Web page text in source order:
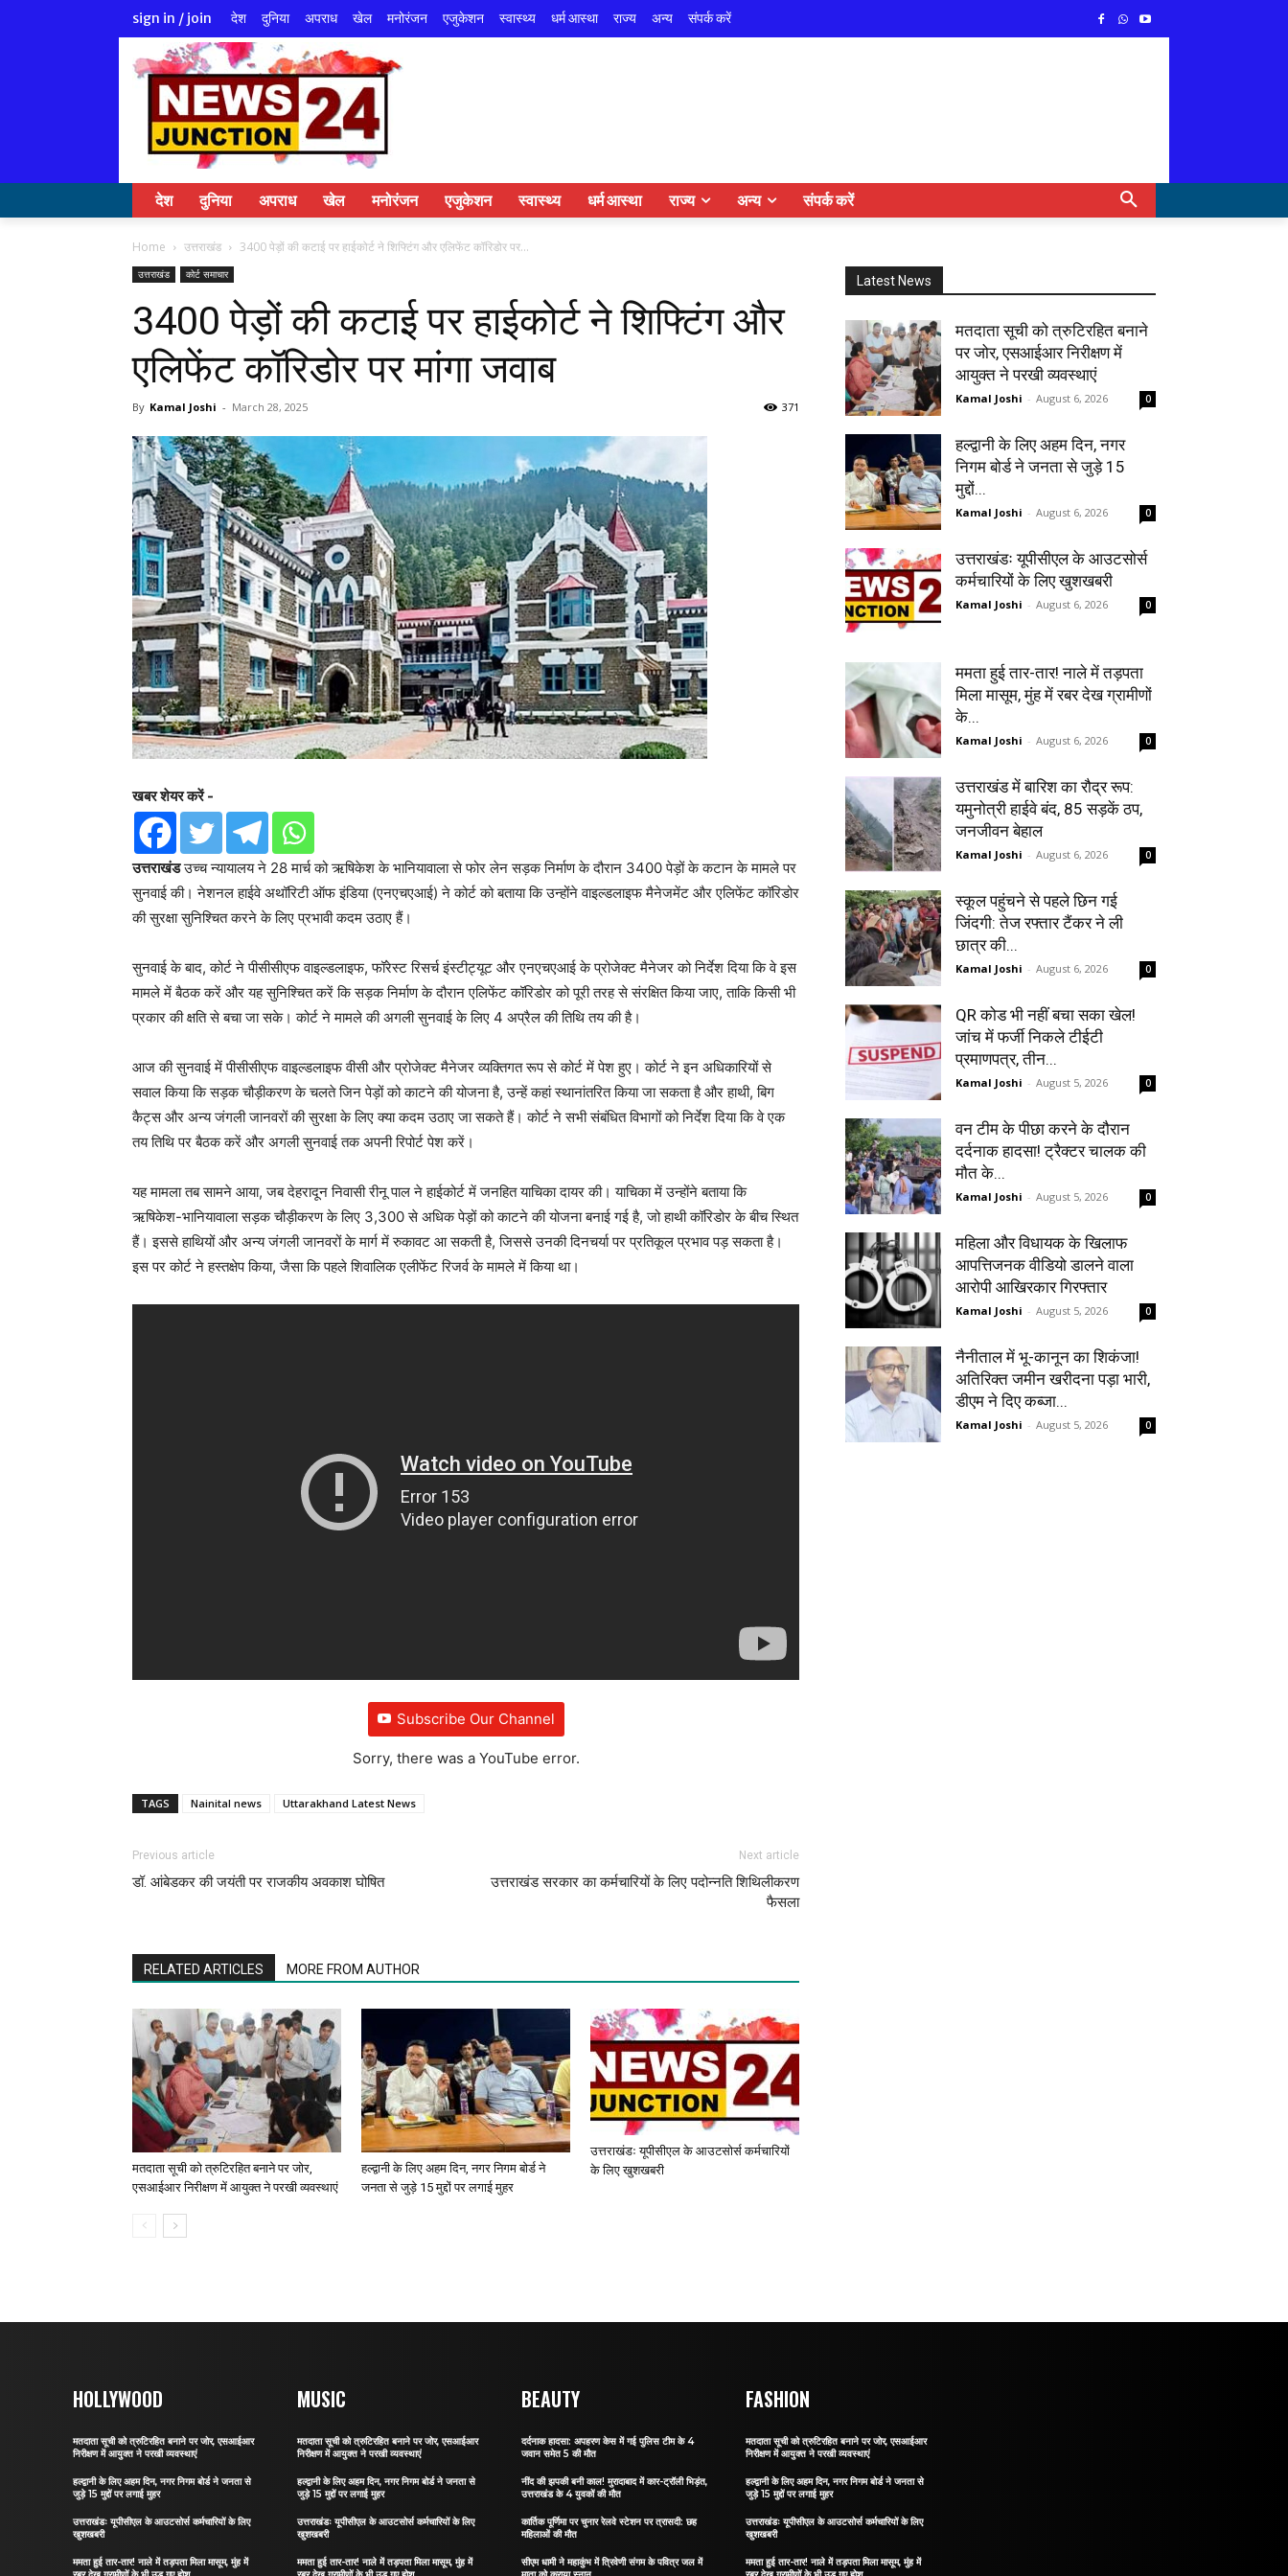
sign in / join देश दुनिया अपराध खेल मनोरंजन एजुकेशन स्वास्थ्य धर्म आस्था राज्य अन्य संपर्क करें
देश दुनिया अपराध खेल मनोरंजन एजुकेशन स्वास्थ्य धर्म आस्था राज्य अन्य संपर्क करें
Home उत्तराखंड 3400 पेड़ों की कटाई पर हाईकोर्ट ने शिफ्टिंग और एलिफेंट कॉरिडोर पर...
उत्तराखंड कोर्ट समाचार
3400 पेड़ों की कटाई पर हाईकोर्ट ने शिफ्टिंग और
एलिफेंट कॉरिडोर पर मांगा जवाब
By Kamal Joshi - March 28, 2025 371
खबर शेयर करें -
उत्तराखंडउच्च न्यायालय ने 28 मार्च को ऋषिकेश के भानियावाला से फोर लेन सड़क निर्माण के दौरान 3400 पेड़ों के कटान के मामले पर
सुनवाई की। नेशनल हाईवे अथॉरिटी ऑफ इंडिया (एनएचएआई) ने कोर्ट को बताया कि उन्होंने वाइल्डलाइफ मैनेजमेंट और एलिफेंट कॉरिडोर
की सुरक्षा सुनिश्चित करने के लिए प्रभावी कदम उठाए हैं।
सुनवाई के बाद, कोर्ट ने पीसीसीएफ वाइल्डलाइफ, फॉरेस्ट रिसर्च इंस्टीट्यूट और एनएचएआई के प्रोजेक्ट मैनेजर को निर्देश दिया कि वे इस
मामले में बैठक करें और यह सुनिश्चित करें कि सड़क निर्माण के दौरान एलिफेंट कॉरिडोर को पूरी तरह से संरक्षित किया जाए, ताकि किसी भी
प्रकार की क्षति से बचा जा सके। कोर्ट ने मामले की अगली सुनवाई के लिए 4 अप्रैल की तिथि तय की है।
आज की सुनवाई में पीसीसीएफ वाइल्डलाइफ वीसी और प्रोजेक्ट मैनेजर व्यक्तिगत रूप से कोर्ट में पेश हुए। कोर्ट ने इन अधिकारियों से
सवाल किया कि सड़क चौड़ीकरण के चलते जिन पेड़ों को काटने की योजना है, उन्हें कहां स्थानांतरित किया जा सकता है और हाथी, बिग
कैट्स और अन्य जंगली जानवरों की सुरक्षा के लिए क्या कदम उठाए जा सकते हैं। कोर्ट ने सभी संबंधित विभागों को निर्देश दिया कि वे एक
तय तिथि पर बैठक करें और अगली सुनवाई तक अपनी रिपोर्ट पेश करें।
यह मामला तब सामने आया, जब देहरादून निवासी रीनू पाल ने हाईकोर्ट में जनहित याचिका दायर की। याचिका में उन्होंने बताया कि
ऋषिकेश-भानियावाला सड़क चौड़ीकरण के लिए 3,300 से अधिक पेड़ों को काटने की योजना बनाई गई है, जो हाथी कॉरिडोर के बीच स्थित
हैं। इससे हाथियों और अन्य जंगली जानवरों के मार्ग में रुकावट आ सकती है, जिससे उनकी दिनचर्या पर प्रतिकूल प्रभाव पड़ सकता है।
इस पर कोर्ट ने हस्तक्षेप किया, जैसा कि पहले शिवालिक एलीफेंट रिजर्व के मामले में किया था।
Subscribe Our Channel
Sorry, there was a YouTube error.
TAGS Nainital news Uttarakhand Latest News
Previous article
डॉ. आंबेडकर की जयंती पर राजकीय अवकाश घोषित
Next article
उत्तराखंड सरकार का कर्मचारियों के लिए पदोन्नति शिथिलीकरण
फैसला
RELATED ARTICLES MORE FROM AUTHOR
मतदाता सूची को त्रुटिरहित बनाने पर जोर,
एसआईआर निरीक्षण में आयुक्त ने परखी व्यवस्थाएं
हल्द्वानी के लिए अहम दिन, नगर निगम बोर्ड ने
जनता से जुड़े 15 मुद्दों पर लगाई मुहर
उत्तराखंडः यूपीसीएल के आउटसोर्स कर्मचारियों
के लिए खुशखबरी
Latest News
मतदाता सूची को त्रुटिरहित बनाने
पर जोर, एसआईआर निरीक्षण में
आयुक्त ने परखी व्यवस्थाएं
Kamal Joshi - August 6, 2026 0
हल्द्वानी के लिए अहम दिन, नगर
निगम बोर्ड ने जनता से जुड़े 15
मुद्दों...
Kamal Joshi - August 6, 2026 0
उत्तराखंडः यूपीसीएल के आउटसोर्स
कर्मचारियों के लिए खुशखबरी
Kamal Joshi - August 6, 2026 0
ममता हुई तार-तार! नाले में तड़पता
मिला मासूम, मुंह में रबर देख ग्रामीणों
के...
Kamal Joshi - August 6, 2026 0
उत्तराखंड में बारिश का रौद्र रूप:
यमुनोत्री हाईवे बंद, 85 सड़कें ठप,
जनजीवन बेहाल
Kamal Joshi - August 6, 2026 0
स्कूल पहुंचने से पहले छिन गई
जिंदगी: तेज रफ्तार टैंकर ने ली
छात्र की...
Kamal Joshi - August 6, 2026 0
QR कोड भी नहीं बचा सका खेल!
जांच में फर्जी निकले टीईटी
प्रमाणपत्र, तीन...
Kamal Joshi - August 5, 2026 0
वन टीम के पीछा करने के दौरान
दर्दनाक हादसा! ट्रैक्टर चालक की
मौत के...
Kamal Joshi - August 5, 2026 0
महिला और विधायक के खिलाफ
आपत्तिजनक वीडियो डालने वाला
आरोपी आखिरकार गिरफ्तार
Kamal Joshi - August 5, 2026 0
नैनीताल में भू-कानून का शिकंजा!
अतिरिक्त जमीन खरीदना पड़ा भारी,
डीएम ने दिए कब्जा...
Kamal Joshi - August 5, 2026 0
HOLLYWOOD
मतदाता सूची को त्रुटिरहित बनाने पर जोर, एसआईआर
निरीक्षण में आयुक्त ने परखी व्यवस्थाएं
हल्द्वानी के लिए अहम दिन, नगर निगम बोर्ड ने जनता से
जुड़े 15 मुद्दों पर लगाई मुहर
उत्तराखंडः यूपीसीएल के आउटसोर्स कर्मचारियों के लिए
खुशखबरी
ममता हुई तार-तार! नाले में तड़पता मिला मासूम, मुंह में
MUSIC
मतदाता सूची को त्रुटिरहित बनाने पर जोर, एसआईआर
निरीक्षण में आयुक्त ने परखी व्यवस्थाएं
हल्द्वानी के लिए अहम दिन, नगर निगम बोर्ड ने जनता से
जुड़े 15 मुद्दों पर लगाई मुहर
उत्तराखंडः यूपीसीएल के आउटसोर्स कर्मचारियों के लिए
खुशखबरी
ममता हुई तार-तार! नाले में तड़पता मिला मासूम, मुंह में
BEAUTY
दर्दनाक हादसा: अपहरण केस में गई पुलिस टीम के 4
जवान समेत 5 की मौत
नींद की झपकी बनी काल! मुरादाबाद में कार-ट्रॉली भिड़ंत,
उत्तराखंड के 4 युवकों की मौत
कार्तिक पूर्णिमा पर चुनार रेलवे स्टेशन पर त्रासदी: छह
महिलाओं की मौत
सीएम धामी ने महाकुंभ में त्रिवेणी संगम के पवित्र जल में
FASHION
मतदाता सूची को त्रुटिरहित बनाने पर जोर, एसआईआर
निरीक्षण में आयुक्त ने परखी व्यवस्थाएं
हल्द्वानी के लिए अहम दिन, नगर निगम बोर्ड ने जनता से
जुड़े 15 मुद्दों पर लगाई मुहर
उत्तराखंडः यूपीसीएल के आउटसोर्स कर्मचारियों के लिए
खुशखबरी
ममता हुई तार-तार! नाले में तड़पता मिला मासूम, मुंह में